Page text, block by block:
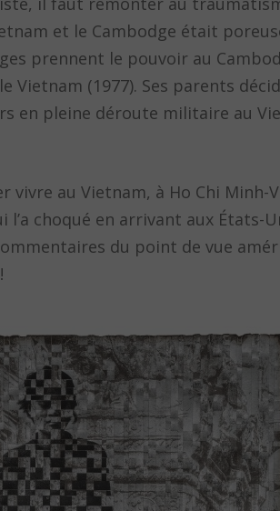
et le Cambodge était
prennent le pouvoir au
(1977). Ses parents
en pleine déroute militaire au
vivre au Vietnam, à Ho Chi Minh-
choqué en arrivant aux États-
du point de vue